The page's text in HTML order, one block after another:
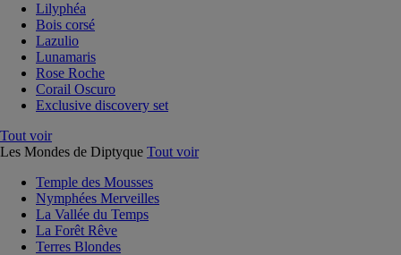
Lilyphéa
Bois corsé
Lazulio
Lunamaris
Rose Roche
Corail Oscuro
Exclusive discovery set
Tout voir
Les Mondes de Diptyque Tout voir
Temple des Mousses
Nymphées Merveilles
La Vallée du Temps
La Forêt Rêve
Terres Blondes